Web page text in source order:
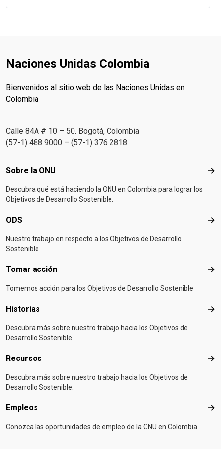
Naciones Unidas Colombia
Bienvenidos al sitio web de las Naciones Unidas en
Colombia
Calle 84A # 10 – 50. Bogotá, Colombia
(57-1) 488 9000 – (57-1) 376 2818
Footer menu
Sobre la ONU
Descubra qué está haciendo la ONU en Colombia para lograr los
Objetivos de Desarrollo Sostenible.
ODS
Nuestro trabajo en respecto a los Objetivos de Desarrollo
Sostenible
Tomar acción
Tomemos acción para los Objetivos de Desarrollo Sostenible
Historias
Descubra más sobre nuestro trabajo hacia los Objetivos de
Desarrollo Sostenible.
Recursos
Descubra más sobre nuestro trabajo hacia los Objetivos de
Desarrollo Sostenible.
Empleos
Conozca las oportunidades de empleo de la ONU en Colombia.